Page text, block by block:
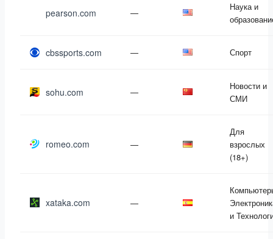
pearson.com —
Наука и
cbssports.com — Спорт
sohu.com —
Новости и
СМИ
romeo.com —
Для
взрослых
(18+)
xataka.com —
и